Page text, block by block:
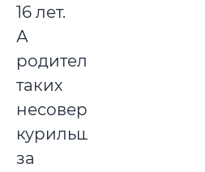
16 лет.
А
родителям
таких
несовершеннолетних
курильщиков
за